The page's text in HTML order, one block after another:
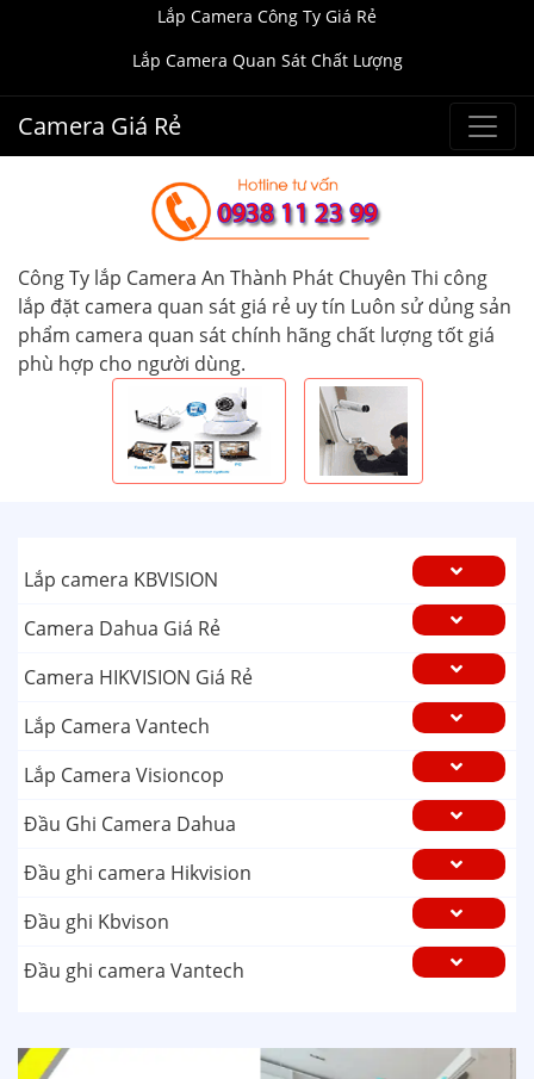
Lắp Camera Công Ty Giá Rẻ
Lắp Camera Quan Sát Chất Lượng
Camera Giá Rẻ
Công Ty lắp Camera An Thành Phát Chuyên Thi công
lắp đặt camera quan sát giá rẻ uy tín Luôn sử dủng sản
phẩm camera quan sát chính hãng chất lượng tốt giá
phù hợp cho người dùng.
Lắp camera KBVISION
Camera Dahua Giá Rẻ
Camera HIKVISION Giá Rẻ
Lắp Camera Vantech
Lắp Camera Visioncop
Đầu Ghi Camera Dahua
Đầu ghi camera Hikvision
Đầu ghi Kbvison
Đầu ghi camera Vantech